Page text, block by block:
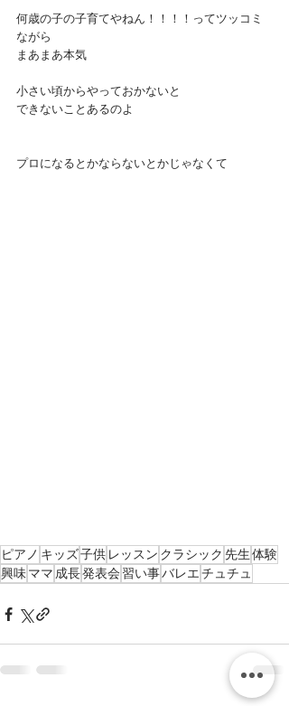
何歳の子の子育てやねん！！！！ってツッコミ
ながら
まあまあ本気
小さい頃からやっておかないと
できないことあるのよ
プロになるとかならないとかじゃなくて
ピアノ キッズ子供 レッスン クラシック 先生体験
興味ママ 成長発表会 習い事バレエチュチュ